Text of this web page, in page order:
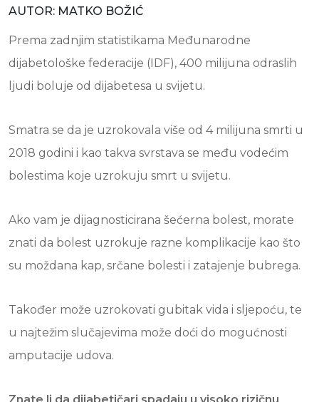
AUTOR: MATKO BOŽIĆ
Prema zadnjim statistikama Međunarodne
dijabetološke federacije (IDF), 400 milijuna odraslih
ljudi boluje od dijabetesa u svijetu.
Smatra se da je uzrokovala više od 4 milijuna smrti u
2018 godini i kao takva svrstava se među vodećim
bolestima koje uzrokuju smrt u svijetu.
Ako vam je dijagnosticirana šećerna bolest, morate
znati da bolest uzrokuje razne komplikacije kao što
su moždana kap, srčane bolesti i zatajenje bubrega.
Također može uzrokovati gubitak vida i sljepoću, te
u najtežim slučajevima može doći do mogućnosti
amputacije udova.